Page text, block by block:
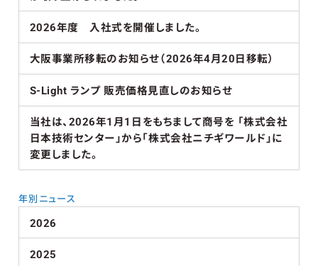
2026年度 入社式を開催しました。
大阪事業所移転のお知らせ（2026年4月20日移転）
S-Light ランプ 販売価格見直しのお知らせ
当社は、2026年1月1日をもちまして商号を 「株式会社
日本技術センター」から「株式会社ニチギワールド」に
変更しました。
年別ニュース
2026
2025